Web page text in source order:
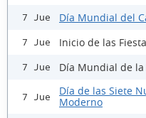
7 Jue Día Mundial del
7 Jue Inicio de las
7 Jue Día Mundial de
7 Jue
Día de las Siete
Moderno